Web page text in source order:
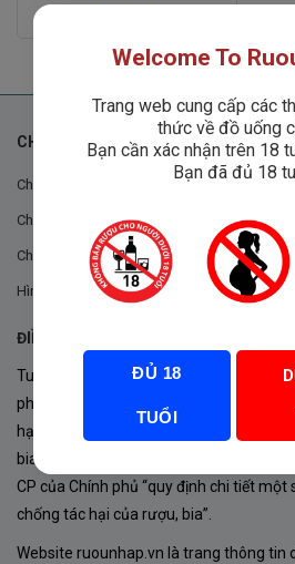
CHÍNH SÁCH
Chính sách chung
Chính sách đổi trả
Chính sách mua hàng
Hình thức thanh toán
ĐIỀU KHOẢN VÀ CHÍNH SÁCH
Tuân thủ Nghị định 105/2017/NĐ-CP
phủ về sản xuất, kinh doanh rượu. Tuân
hại của rượu, bia” số 44/2019/QH14-
bia theo hình thức thương mại điện tử”;
CP của Chính phủ “quy định chi tiết một
chống tác hại của rượu, bia”.
Website ruounhap.vn là trang thông tin
Welcome To
Trang web cung cấp các
thức về đồ uống
Bạn cần xác nhận trên 18
Bạn đã đủ 18
ĐỦ 18
TUỔI